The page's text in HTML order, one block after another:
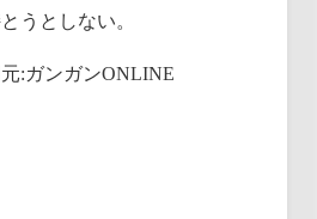
うとしない。
:ガンガンONLINE